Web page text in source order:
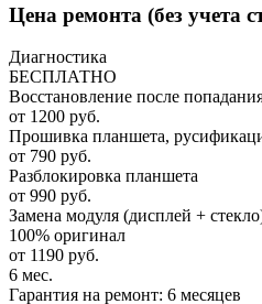
Цена ремонта (без учета
Диагностика
БЕСПЛАТНО
Восстановление после
от 1200 руб.
Прошивка планшета,
от 790 руб.
Разблокировка планшета
от 990 руб.
Замена модуля (дисплей +
100% оригинал
от 1190 руб.
6 мес.
Гарантия на ремонт: 6 месяцев